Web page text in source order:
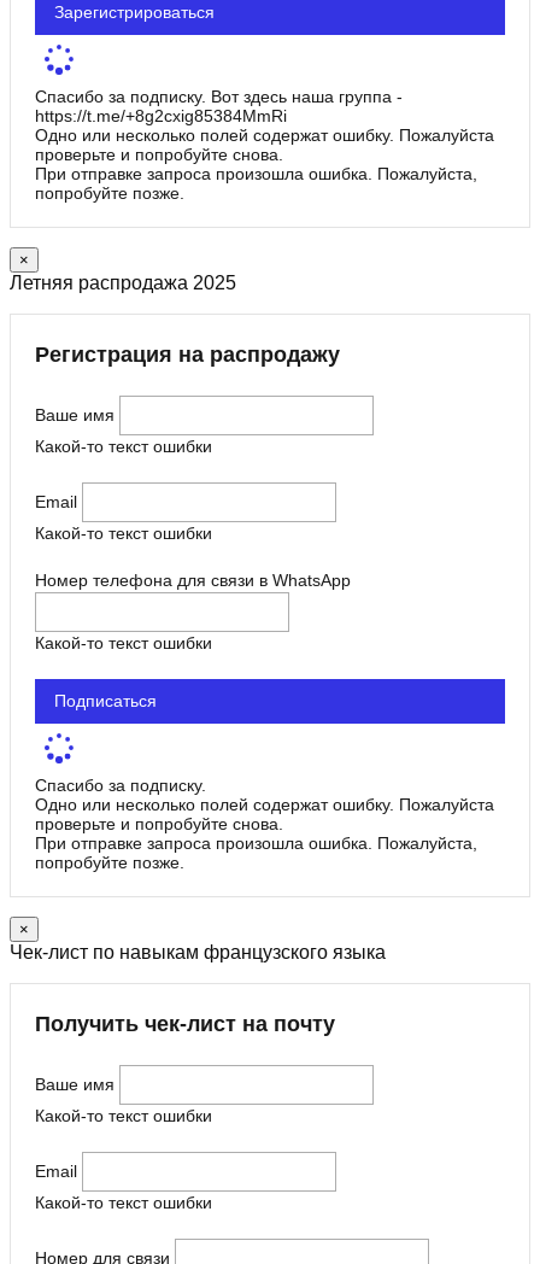
Зарегистрироваться
Спасибо за подписку. Вот здесь наша группа -
https://t.me/+8g2cxig85384MmRi
Одно или несколько полей содержат ошибку. Пожалуйста
проверьте и попробуйте снова.
При отправке запроса произошла ошибка. Пожалуйста,
попробуйте позже.
×
Летняя распродажа 2025
Регистрация на распродажу
Ваше имя
Какой-то текст ошибки
Email
Какой-то текст ошибки
Номер телефона для связи в WhatsApp
Какой-то текст ошибки
Подписаться
Спасибо за подписку.
Одно или несколько полей содержат ошибку. Пожалуйста
проверьте и попробуйте снова.
При отправке запроса произошла ошибка. Пожалуйста,
попробуйте позже.
×
Чек-лист по навыкам французского языка
Получить чек-лист на почту
Ваше имя
Какой-то текст ошибки
Email
Какой-то текст ошибки
Номер для связи